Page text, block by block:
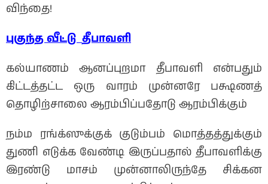
விந்தை!
புகுந்தவீட்டுதீபாவளி
கல்யாணம் ஆனப்புறமா தீபாவளி என்பதும்
கிட்டத்தட்ட ஒரு வாரம் முன்னரே பக்ஷணத்
தொழிற்சாலை ஆரம்பிப்பதோடு ஆரம்பிக்கும்
நம்ம ரங்க்ஸுக்குக் குடும்பம் மொத்தத்துக்கும்
துணி எடுக்க வேண்டி இருப்பதால் தீபாவளிக்கு
இரண்டு மாசம் முன்னாலிருந்தே சிக்கன